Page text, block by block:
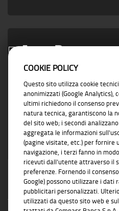
Area Partner
Vicino ad ogni esigenza
soluzioni concrete e
COOKIE POLICY
Questo sito utilizza cookie
anonimizzati (Google Analytics),
ultimi richiedono il consenso
natura tecnica, garantiscono la
del sito web; i secondi
aggregata le informazioni
(pagine visitate, etc.) per fornire
navigazione, i terzi fanno in
ricevuti dall’utente attraverso il
preferenze. Fornendo il
Google) possono utilizzare i dati
pubblicitari personalizzati.
utilizzati da questo sito web e